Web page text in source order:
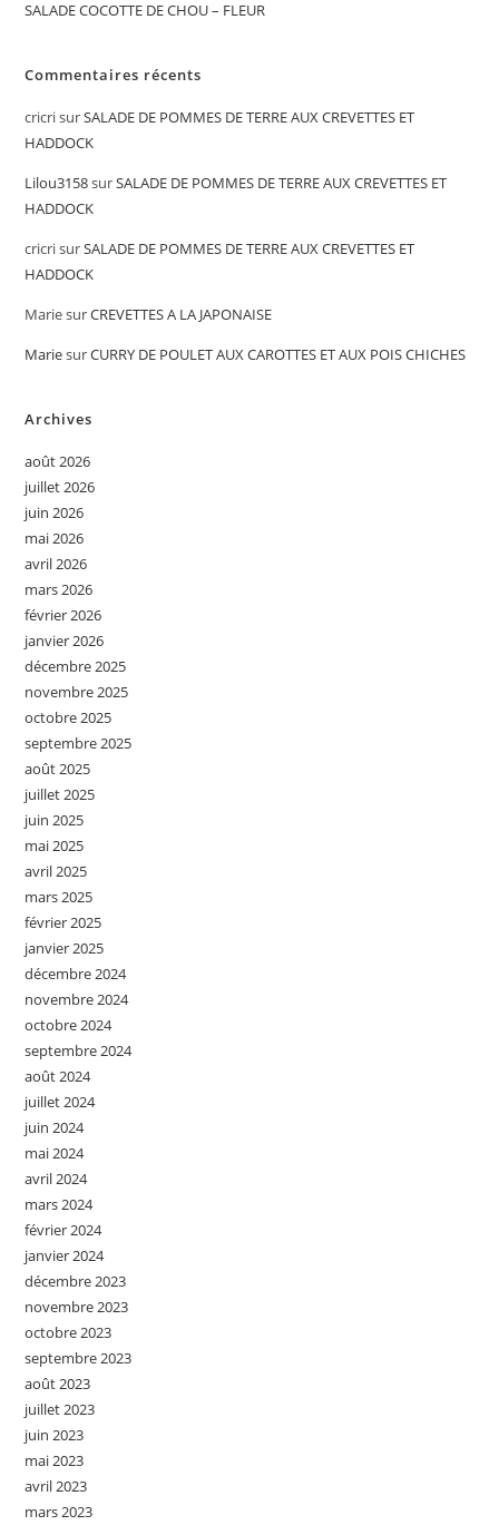
SALADE COCOTTE DE CHOU – FLEUR
Commentaires récents
cricrisurSALADE DE POMMES DE TERRE AUX CREVETTES ET
HADDOCK
Lilou3158surSALADE DE POMMES DE TERRE AUX CREVETTES ET
HADDOCK
cricrisurSALADE DE POMMES DE TERRE AUX CREVETTES ET
HADDOCK
MariesurCREVETTES A LA JAPONAISE
MariesurCURRY DE POULET AUX CAROTTES ET AUX POIS CHICHES
Archives
août 2026
juillet 2026
juin 2026
mai 2026
avril 2026
mars 2026
février 2026
janvier 2026
décembre 2025
novembre 2025
octobre 2025
septembre 2025
août 2025
juillet 2025
juin 2025
mai 2025
avril 2025
mars 2025
février 2025
janvier 2025
décembre 2024
novembre 2024
octobre 2024
septembre 2024
août 2024
juillet 2024
juin 2024
mai 2024
avril 2024
mars 2024
février 2024
janvier 2024
décembre 2023
novembre 2023
octobre 2023
septembre 2023
août 2023
juillet 2023
juin 2023
mai 2023
avril 2023
mars 2023